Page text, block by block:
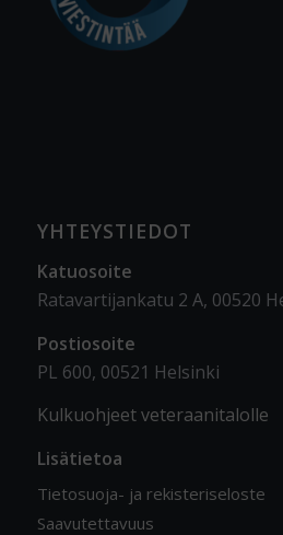
YHTEYSTIEDOT
Katuosoite
Ratavartijankatu 2 A, 00520
Postiosoite
PL 600, 00521 Helsinki
Kulkuohjeet veteraanitalolle
Lisätietoa
Tietosuoja- ja rekisteriseloste
Saavutettavuus